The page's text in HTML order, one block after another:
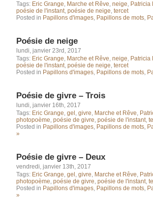
Tags: Eric Grange, Marche et Rêve, neige, Patricia
poésie de l'instant, poésie de neige, tercet
Posted in Papillons d'images, Papillons de mots,
Poésie de neige
lundi, janvier 23rd, 2017
Tags: Eric Grange, Marche et Rêve, neige, Patricia
poésie de l'instant, poésie de neige, tercet
Posted in Papillons d'images, Papillons de mots,
Poésie de givre – Trois
lundi, janvier 16th, 2017
Tags: Eric Grange, gel , givre, Marche et Rêve,
photopoème, poésie de givre, poésie de l'instant,
Posted in Papillons d'images, Papillons de mots,
»
Poésie de givre – Deux
vendredi, janvier 13th, 2017
Tags: Eric Grange, gel , givre, Marche et Rêve,
photopoème, poésie de givre, poésie de l'instant,
Posted in Papillons d'images, Papillons de mots,
»